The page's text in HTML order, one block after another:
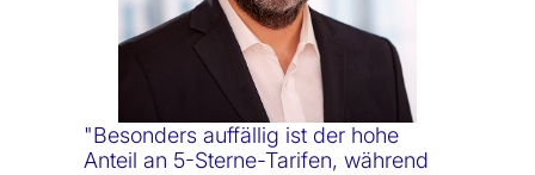
"Besonders auffällig ist der hohe
Anteil an 5-Sterne-Tarifen, während